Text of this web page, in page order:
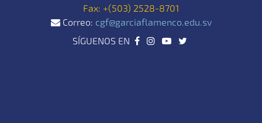
Fax: +(503) 2528-8701
Correo: cgf@garciaflamenco.edu.sv
SÍGUENOS EN